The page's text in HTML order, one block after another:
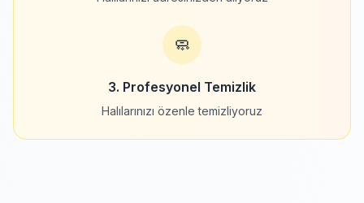
🧼
3. Profesyonel Temizlik
Halılarınızı özenle temizliyoruz